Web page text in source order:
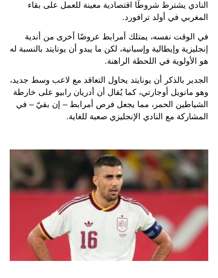
النادي يشترط شروطًا اقتصادية معينة للعمل على بقاء
المغربي في أولد ترافورد.
في الوقت نفسه، يمتلك أمرابط عروضًا أخرى من أندية
إنجليزية وإيطالية وإسبانية، لكن ما يبدو أن يونايتد بالنسبة له
هو الأولوية في اللحظة الراهنة.
الجدير بالذكر أن يونايتد يحاول التعاقد مع لاعب وسط جديد،
وهو مانويل أوجارتي، كما يُقال أن أدريان رابيو على خارطة
الشياطين الحمر، مما يجعل فرص أمرابط – إن بقيّ – في
المشاركة مع النادي الإنجليزي صعبة للغاية.